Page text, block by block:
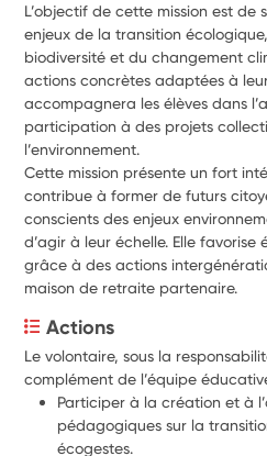
L’objectif de cette mission est de
enjeux de la transition
biodiversité et du changement
actions concrètes adaptées à
accompagnera les élèves dans
participation à des projets
l’environnement.
Cette mission présente un fort
contribue à former de futurs
conscients des enjeux
d’agir à leur échelle. Elle favorise
grâce à des actions
maison de retraite partenaire.
Actions
Le volontaire, sous la
complément de l’équipe
Participer à la création et à
pédagogiques sur la